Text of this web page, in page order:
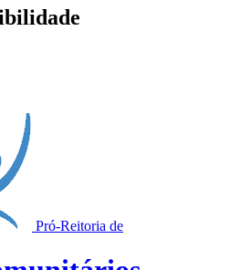
Acesso à informação
Pró-Reitoria de